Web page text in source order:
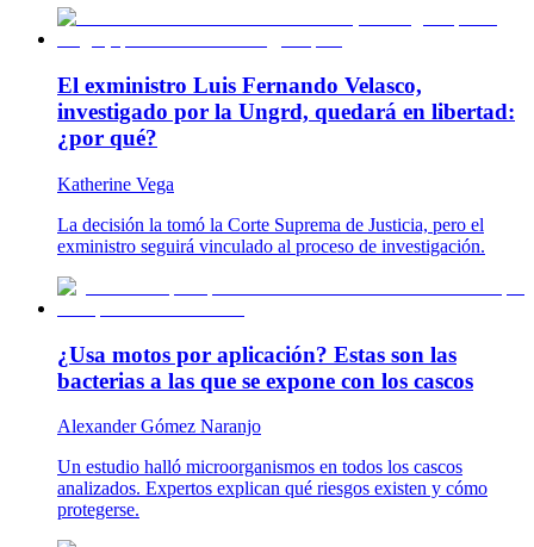
El exministro Luis Fernando Velasco,
investigado por la Ungrd, quedará en libertad:
¿por qué?
Katherine Vega
La decisión la tomó la Corte Suprema de Justicia, pero el
exministro seguirá vinculado al proceso de investigación.
¿Usa motos por aplicación? Estas son las
bacterias a las que se expone con los cascos
Alexander Gómez Naranjo
Un estudio halló microorganismos en todos los cascos
analizados. Expertos explican qué riesgos existen y cómo
protegerse.